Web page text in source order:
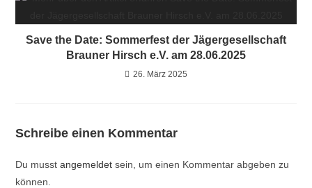
Save the Date: Sommerfest der Jägergesellschaft
Brauner Hirsch e.V. am 28.06.2025
26. März 2025
Schreibe einen Kommentar
Du musstangemeldet sein, um einen Kommentar abgeben zu
können.